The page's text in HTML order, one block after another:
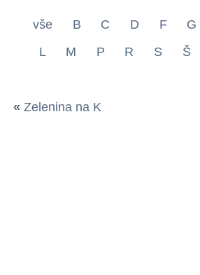
vše B C D F G
L
M P R S Š
« Zelenina na K